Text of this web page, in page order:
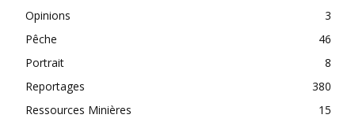
Opinions
3
Pêche
46
Portrait
8
Reportages
380
Ressources Minières
15